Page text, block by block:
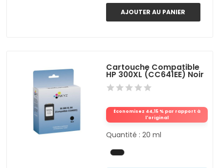
AJOUTER AU PANIER
Cartouche Compatible
HP 300XL (CC641EE) Noir
Économisez 44,15 % par rapport à
l'original
Quantité : 20 ml